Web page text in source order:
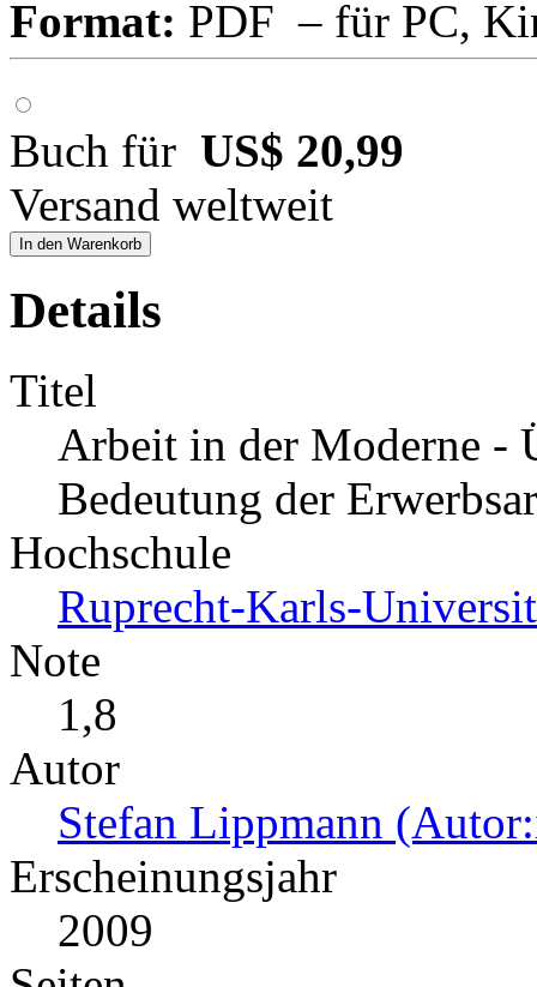
Format: PDF – für PC,
Buch für US$ 20,99
Versand weltweit
In den Warenkorb
Details
Titel
Arbeit in der Moderne -
Bedeutung der
Hochschule
Ruprecht-Karls-
Note
1,8
Autor
Stefan Lippmann
Erscheinungsjahr
2009